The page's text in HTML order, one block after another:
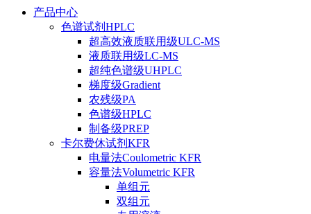
产品中心
色谱试剂HPLC
超高效液质联用级ULC-MS
液质联用级LC-MS
超纯色谱级UHPLC
梯度级Gradient
农残级PA
色谱级HPLC
制备级PREP
卡尔费休试剂KFR
电量法Coulometric KFR
容量法Volumetric KFR
单组元
双组元